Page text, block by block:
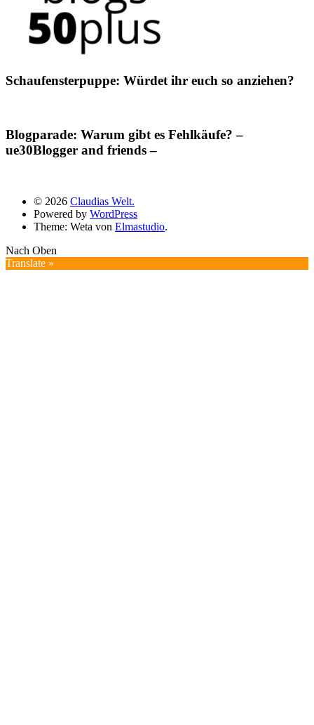
Schaufensterpuppe: Würdet ihr euch so anziehen?
Blogparade: Warum gibt es Fehlkäufe? –
ue30Blogger and friends –
© 2026 Claudias Welt.
Powered by WordPress
Theme: Weta von Elmastudio.
Nach Oben
Translate »